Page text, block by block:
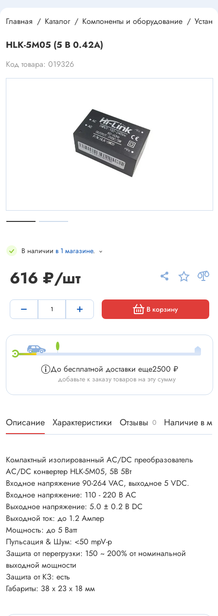
Главная Каталог Компоненты и оборудование
HLK-5M05 (5 В 0.42А)
Код товара: 019326
В наличии в 1 магазине.
616 ₽/шт
В корзину
До бесплатной доставки еще2500 ₽
добавьте к заказу товаров на эту сумму
Описание Характеристики Отзывы 0 Наличие в
Компактный изолированный AC/DC преобразователь
AC/DC конвертер HLK-5M05, 5В 5Вт
Входное напряжение 90-264 VAC, выходное 5 VDC.
Входное напряжение: 110 - 220 В AC
Выходное напряжение: 5.0 ± 0.2 В DC
Выходной ток: до 1.2 Ампер
Мощность: до 5 Ватт
Пульсация & Шум: <50 mpV-p
Защита от перегрузки: 150 ~ 200% от номинальной
выходной мощности
Защита от КЗ: есть
Габариты: 38 х 23 х 18 мм